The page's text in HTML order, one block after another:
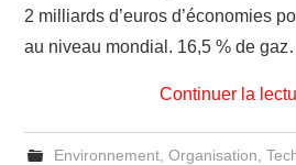
2 milliards d’euros d’économies
au niveau mondial. 16,5 % de
Continuer la
Environnement, Organisation